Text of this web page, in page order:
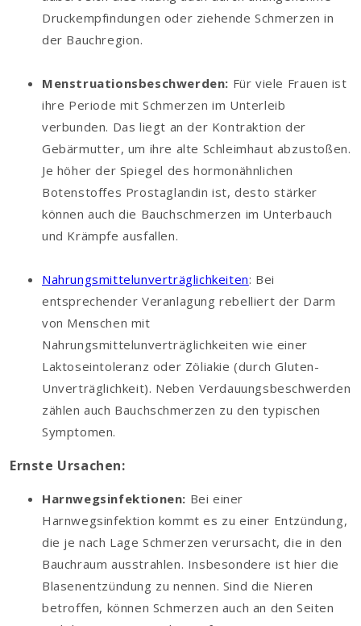
Druckempfindungen oder ziehende Schmerzen in
der Bauchregion.
Menstruationsbeschwerden: Für viele Frauen ist
ihre Periode mit Schmerzen im Unterleib
verbunden. Das liegt an der Kontraktion der
Gebärmutter, um ihre alte Schleimhaut abzustoßen.
Je höher der Spiegel des hormonähnlichen
Botenstoffes Prostaglandin ist, desto stärker
können auch die Bauchschmerzen im Unterbauch
und Krämpfe ausfallen.
Nahrungsmittelunverträglichkeiten: Bei
entsprechender Veranlagung rebelliert der Darm
von Menschen mit
Nahrungsmittelunverträglichkeiten wie einer
Laktoseintoleranz oder Zöliakie (durch Gluten-
Unverträglichkeit). Neben Verdauungsbeschwerden
zählen auch Bauchschmerzen zu den typischen
Symptomen.
Ernste Ursachen:
Harnwegsinfektionen: Bei einer
Harnwegsinfektion kommt es zu einer Entzündung,
die je nach Lage Schmerzen verursacht, die in den
Bauchraum ausstrahlen. Insbesondere ist hier die
Blasenentzündung zu nennen. Sind die Nieren
betroffen, können Schmerzen auch an den Seiten